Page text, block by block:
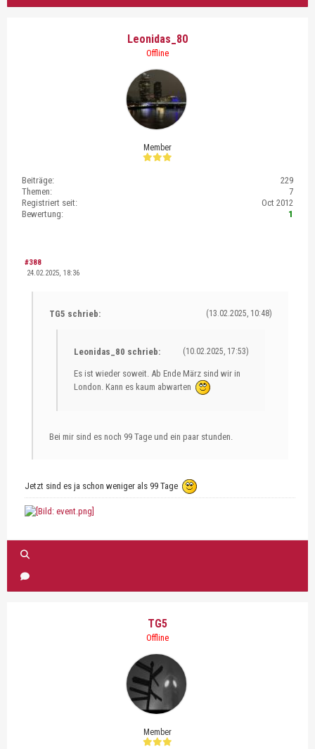
Leonidas_80
Offline
Member
Beiträge:
229
Themen:
7
Registriert seit:
Oct 2012
Bewertung:
1
#388
24.02.2025, 18:36
(13.02.2025, 10:48)
TG5 schrieb:
(10.02.2025, 17:53)
Leonidas_80 schrieb:
Es ist wieder soweit. Ab Ende März sind wir in
London. Kann es kaum abwarten
Bei mir sind es noch 99 Tage und ein paar stunden.
Jetzt sind es ja schon weniger als 99 Tage
TG5
Offline
Member